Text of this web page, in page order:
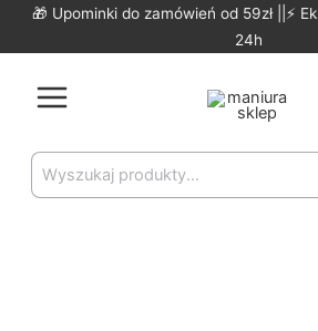
🎁 Upominki do zamówień od 59zł ||⚡
24h
Main
Menu
Search
for: